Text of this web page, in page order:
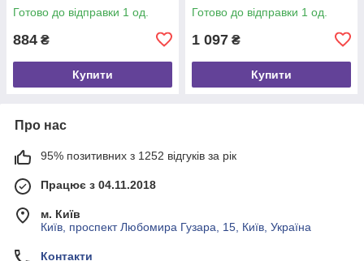
Готово до відправки 1 од.
884 ₴
Купити
Готово до відправки 1 од.
1 097 ₴
Купити
Про нас
95% позитивних з 1252 відгуків за рік
Працює з 04.11.2018
м. Київ
Київ, проспект Любомира Гузара, 15, Київ, Україна
Контакти